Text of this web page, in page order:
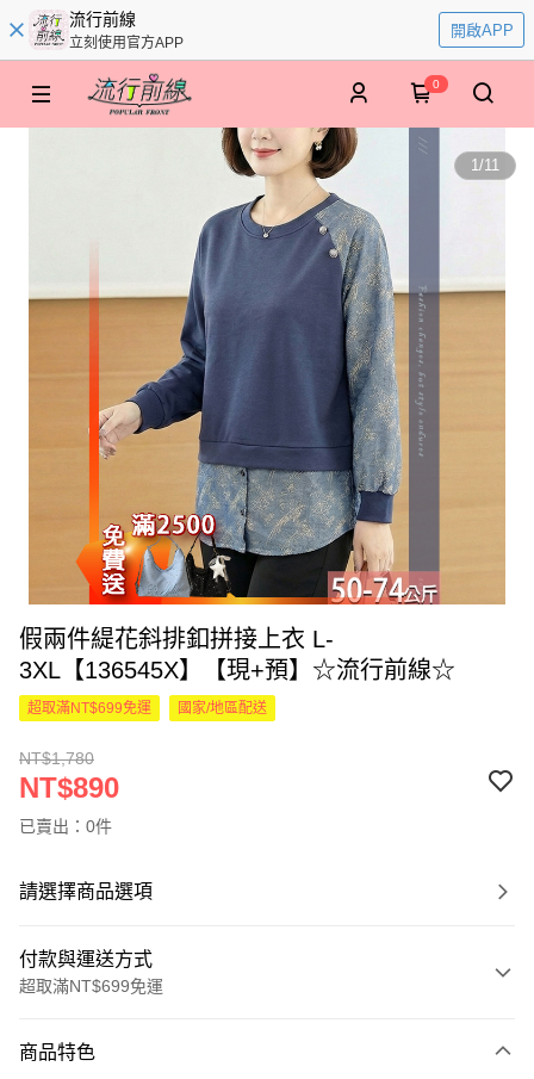
流行前線
立刻使用官方APP
開啟APP
0
1/11
假兩件緹花斜排釦拼接上衣 L-
3XL【136545X】【現+預】☆流行前線☆
超取滿NT$699免運 國家/地區配送
NT$1,780
NT$890
已賣出：0件
請選擇商品選項
付款與運送方式
超取滿NT$699免運
信用卡一次付款
商品特色